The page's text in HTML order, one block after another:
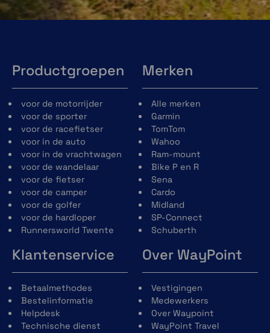
Productgroepen
voor de motorrijder
voor de sporter
voor de racefietser
voor in de auto
voor in de vrachtwagen
voor de wandelaar
voor de fietser
voor de camper
voor de golfer
voor de hardloper
Runnersworld Twente
Merken
Alle merken
Garmin
TomTom
Wahoo
Ram-mount
Bike P en R
Sena
Cardo
Midland
SP-Connect
Schuberth
Klantenservice
Betaalmethodes
Bestelinformatie
Helpdesk
Technische dienst
Over WayPoint
Vestigingen
Medewerkers
Over Waypoint
WayPoint Travel